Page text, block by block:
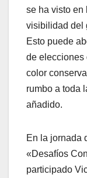
se ha visto
visibilidad del
Esto puede
de elecciones
color
rumbo a toda
añadido.
En la jornada
«Desafíos
participado